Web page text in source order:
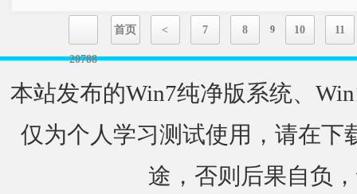
20788
首页 < 7 8 9 10 11
本站发布的Win7纯净版系统、
仅为个人学习测试使用，请在下
途，否则后果自负